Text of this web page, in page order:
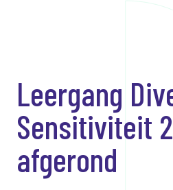
Leergang
Sensitiviteit
afgerond